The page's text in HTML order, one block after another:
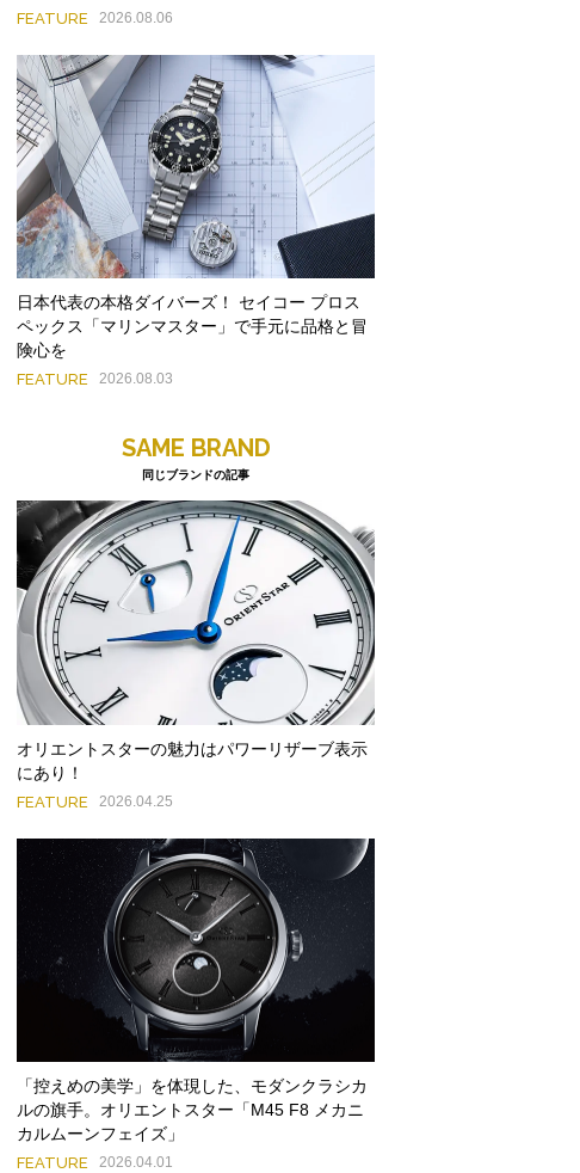
FEATURE 2026.08.06
日本代表の本格ダイバーズ！ セイコー プロス
ペックス「マリンマスター」で手元に品格と冒
険心を
FEATURE 2026.08.03
SAME BRAND
同じブランドの記事
オリエントスターの魅力はパワーリザーブ表示
にあり！
FEATURE 2026.04.25
「控えめの美学」を体現した、モダンクラシカ
ルの旗手。オリエントスター「M45 F8 メカニ
カルムーンフェイズ」
FEATURE 2026.04.01